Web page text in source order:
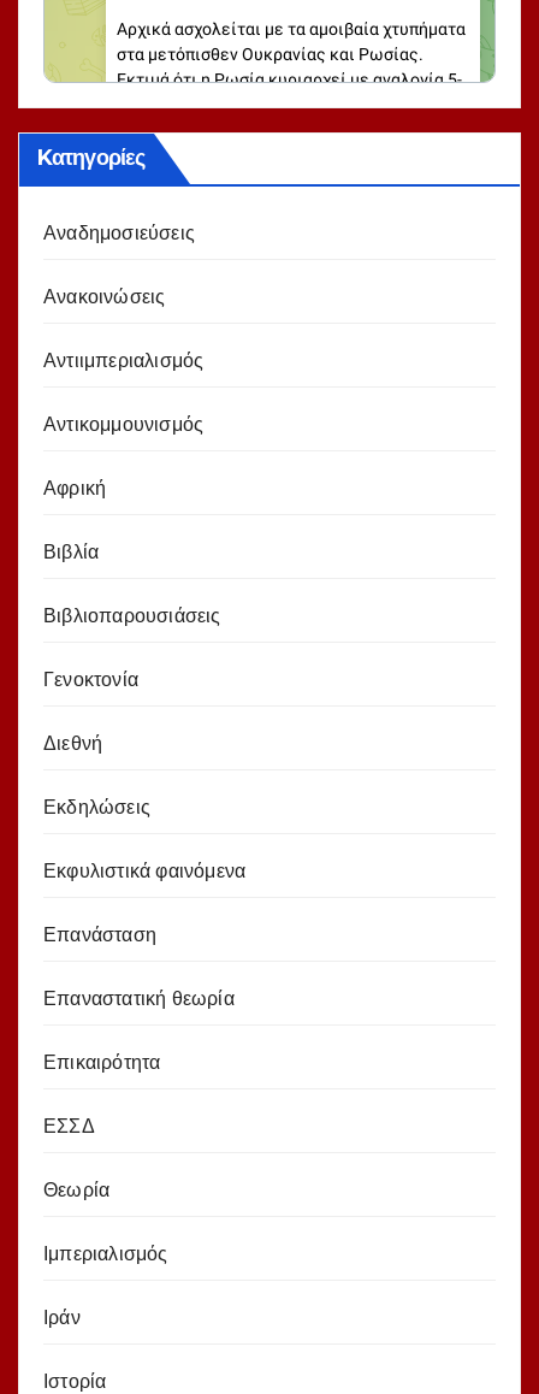
Kατηγορίες
Αναδημοσιεύσεις
Ανακοινώσεις
Αντιιμπεριαλισμός
Αντικομμουνισμός
Αφρική
Βιβλία
Βιβλιοπαρουσιάσεις
Γενοκτονία
Διεθνή
Εκδηλώσεις
Εκφυλιστικά φαινόμενα
Επανάσταση
Επαναστατική θεωρία
Επικαιρότητα
ΕΣΣΔ
Θεωρία
Ιμπεριαλισμός
Ιράν
Ιστορία